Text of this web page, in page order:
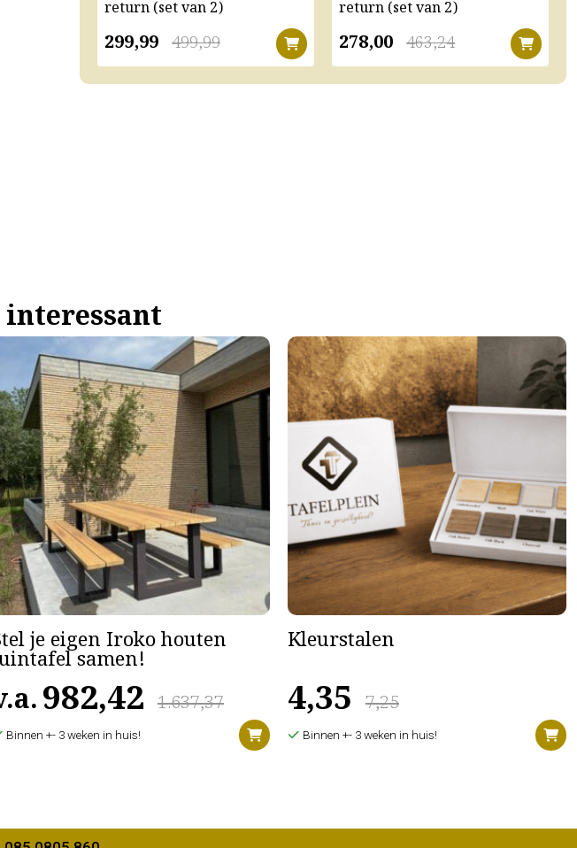
return (set van 2)
499,99
299,99
return (set van 2)
463,24
278,00
je eigen Iroko houten
samen!
1.637,37
982,42
Binnen +- 3 weken in huis!
Kleurstalen
7,25
4,35
Binnen +- 3 weken in huis!